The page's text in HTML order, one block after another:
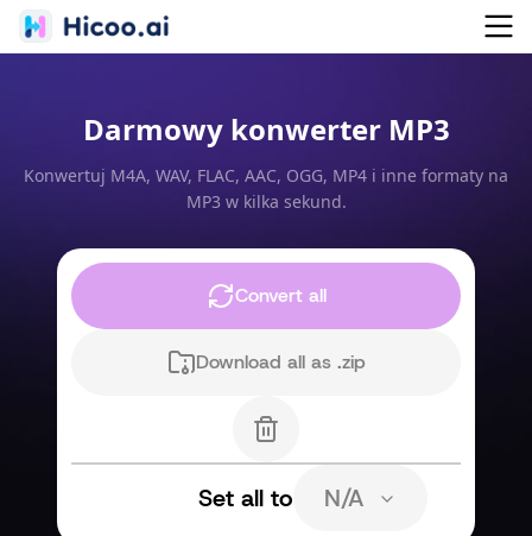
Darmowy konwerter MP3
Konwertuj M4A, WAV, FLAC, AAC, OGG, MP4 i inne formaty na
MP3 w kilka sekund.